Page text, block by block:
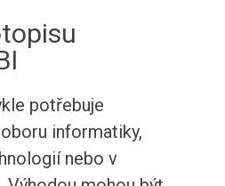
potřebuje
informatiky,
nebo v